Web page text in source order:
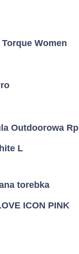
Women
Outdoorowa Rp
L
torebka
ICON PINK